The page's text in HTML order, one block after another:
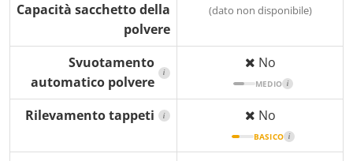
Capacità sacchetto della
polvere
(dato non disponibile)
Svuotamento
automatico polvere
i
No
MEDIO i
Rilevamento tappeti i No
BASICO i